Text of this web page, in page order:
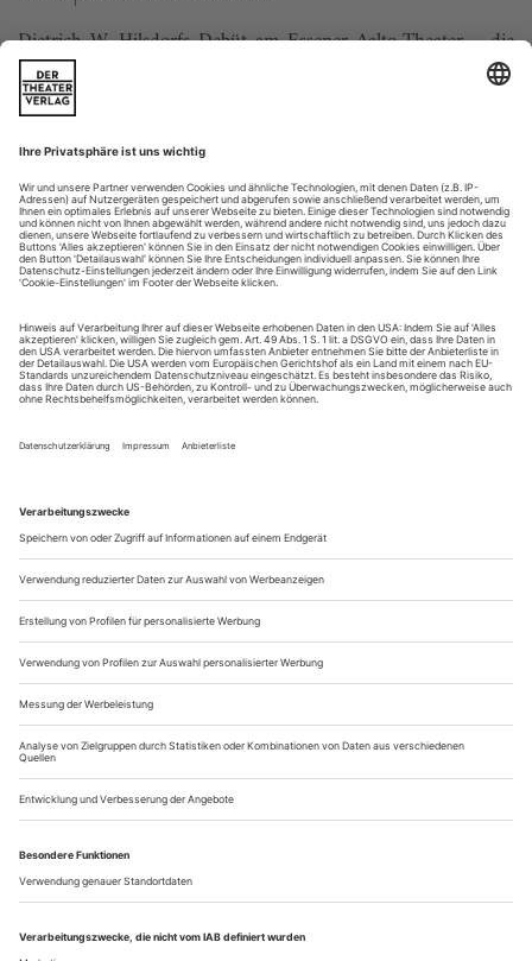
Dietrich W. Hilsdorfs Debüt am Essener Aalto-Theater – die
zweite Produktion überhaupt am frisch eröffneten Haus und
der Beginn einer intensiven Arbeitsbeziehung – war vor
vielen Jahren eine zuerst skandalisierte, aber rasch zum
Kultstatus avancierte Inszenierung von Verdis «Don Carlo».
Nach längerer Abwesenheit ist Hilsdorf nun triumphal nach
Essen zurückgekehrt:...
Chapeau!
Brigitte Fassbaenders Autobiografie «Komm’ aus dem Staunen nicht
heraus» nimmt kein Blatt vor den Mund, ist selbstkritisch und sich
für nichts zu schade – findet die Sopranistin Simone Kermes, die das
Buch für uns gelesen hat
bewegenden Memoiren von Brigitte Fassbaender. Der Titel
aus dem «Rosenkavalier», mit dem sie als Mezzosopran
international berühmt wurde, in ihrer Glanzrolle als Octavian.
Staunen! Auch darüber, dass sie ihre Autobiografie selbst
verfasst hat, ohne...
Abgespeckt
Stradella: Amare e fingere
ROM | ORATORIO DEL GONFALONE
Das dreiaktige Dramma per musica «Amare e fingere» – zu
Deutsch: Lieben und Täuschen – kann man als lockeres
Remake des spanischen Dramas «Fingir y amar» des zu seiner
Zeit überaus beliebten italienischstämmigen Autors Augustín
Moreto (1618–1669) bezeichnen. Wer die musikalische
Adaption des Stücks einst autorisierte, ist umstritten; weder